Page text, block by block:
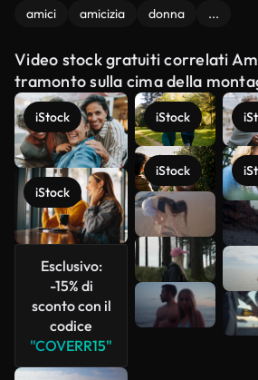
amici amicizia donna ...
Video stock gratuiti correlati
tramonto sulla cima della
iStock
iStock
Esclusivo:
-15% di
sconto con il
codice
"COVERR15"
iStock
iStock